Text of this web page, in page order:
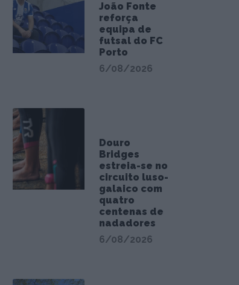
João Fonte
reforça
equipa de
futsal do FC
Porto
6/08/2026
Douro
Bridges
estreia-se no
circuito luso-
galaico com
quatro
centenas de
nadadores
6/08/2026